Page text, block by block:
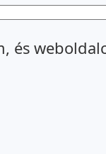
és